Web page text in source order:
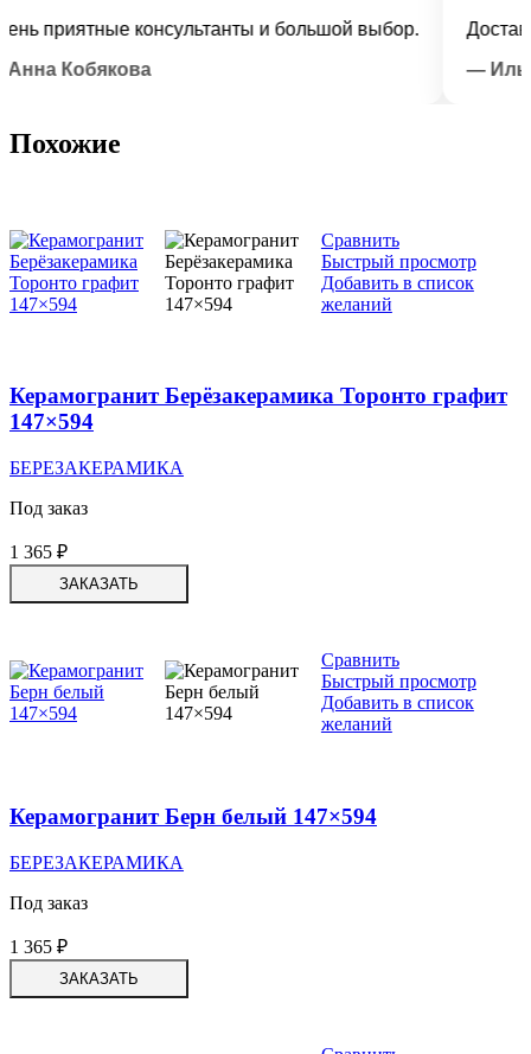
консультанты и большой выбор.
Кобякова
Доставка
— Илья
Похожие
Сравнить
Быстрый просмотр
Добавить в список
желаний
Керамогранит Берёзакерамика Торонто графит
147×594
БЕРЕЗАКЕРАМИКА
Под заказ
1 365 ₽
ЗАКАЗАТЬ
Сравнить
Быстрый просмотр
Добавить в список
желаний
Керамогранит Берн белый 147×594
БЕРЕЗАКЕРАМИКА
Под заказ
1 365 ₽
ЗАКАЗАТЬ